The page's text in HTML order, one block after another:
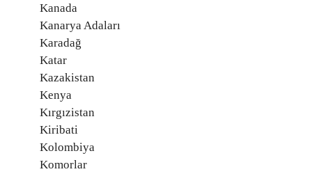
Kanada
Kanarya Adaları
Karadağ
Katar
Kazakistan
Kenya
Kırgızistan
Kiribati
Kolombiya
Komorlar